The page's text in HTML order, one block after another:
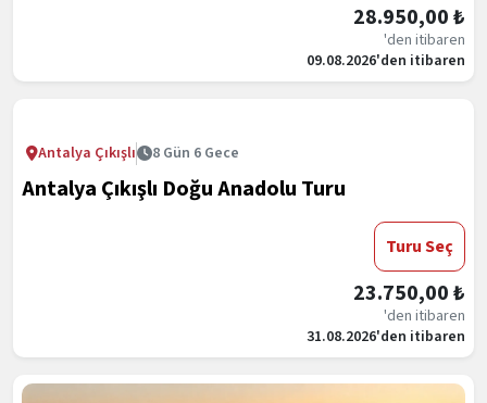
09.08.2026'den itibaren
28.950,00 ₺
'den itibaren
Antalya Çıkışlı 8 Gün 6 Gece
Antalya Çıkışlı Doğu Anadolu Turu
31.08.2026'den itibaren
23.750,00 ₺
'den itibaren
Turu Seç